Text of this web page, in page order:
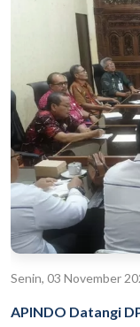
Senin, 03 November
APINDO Datangi